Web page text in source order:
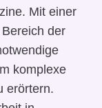
Mit einer
der
komplexe
erörtern.